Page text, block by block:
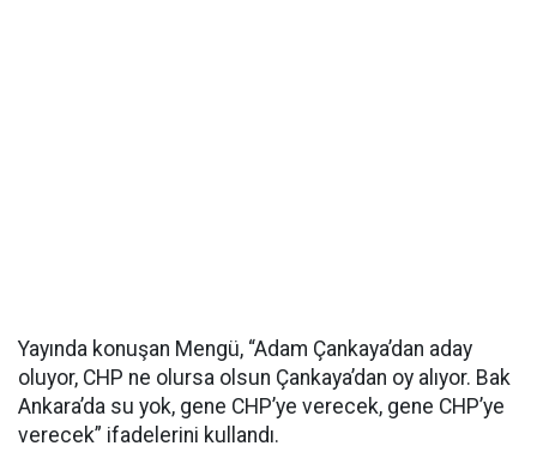
Yayında konuşan Mengü, “Adam Çankaya’dan aday
oluyor, CHP ne olursa olsun Çankaya’dan oy alıyor. Bak
Ankara’da su yok, gene CHP’ye verecek, gene CHP’ye
verecek” ifadelerini kullandı.